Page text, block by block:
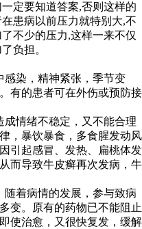
定要知道答案,否则这样的
患病以前压力就特别大,不
不少的压力,这样一来不仅
负担。
感染，精神紧张，季节变
有的患者可在外伤或预防接
成情绪不稳定，又不能合理
，暴饮暴食，多食腥发动风
引起感冒、发热、扁桃体发
而导致牛皮癣再次发病，牛
着病情的发展，参与致病
变。原有的药物已不能阻止
使治愈，又很快复发，缓解